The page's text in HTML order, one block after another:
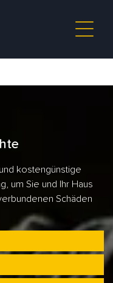
kostengünstige
um Sie und Ihr Haus
Schäden